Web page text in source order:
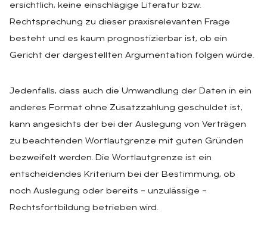
ersichtlich, keine einschlägige Literatur bzw.
Rechtsprechung zu dieser praxisrelevanten Frage
besteht und es kaum prognostizierbar ist, ob ein
Gericht der dargestellten Argumentation folgen würde.
Jedenfalls, dass auch die Umwandlung der Daten in ein
anderes Format ohne Zusatzzahlung geschuldet ist,
kann angesichts der bei der Auslegung von Verträgen
zu beachtenden Wortlautgrenze mit guten Gründen
bezweifelt werden. Die Wortlautgrenze ist ein
entscheidendes Kriterium bei der Bestimmung, ob
noch Auslegung oder bereits – unzulässige –
Rechtsfortbildung betrieben wird.